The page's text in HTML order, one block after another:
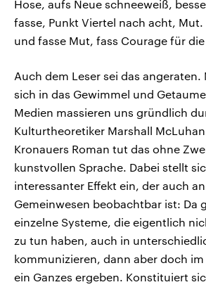
Hose, aufs Neue schneeweiß,
fasse, Punkt Viertel nach acht,
und fasse Mut, fass Courage für die
Auch dem Leser sei das angeraten.
sich in das Gewimmel und
Medien massieren uns gründlich
Kulturtheoretiker Marshall
Kronauers Roman tut das ohne
kunstvollen Sprache. Dabei stellt
interessanter Effekt ein, der auch
Gemeinwesen beobachtbar ist: Da
einzelne Systeme, die eigentlich
zu tun haben, auch in
kommunizieren, dann aber doch
ein Ganzes ergeben. Konstituiert